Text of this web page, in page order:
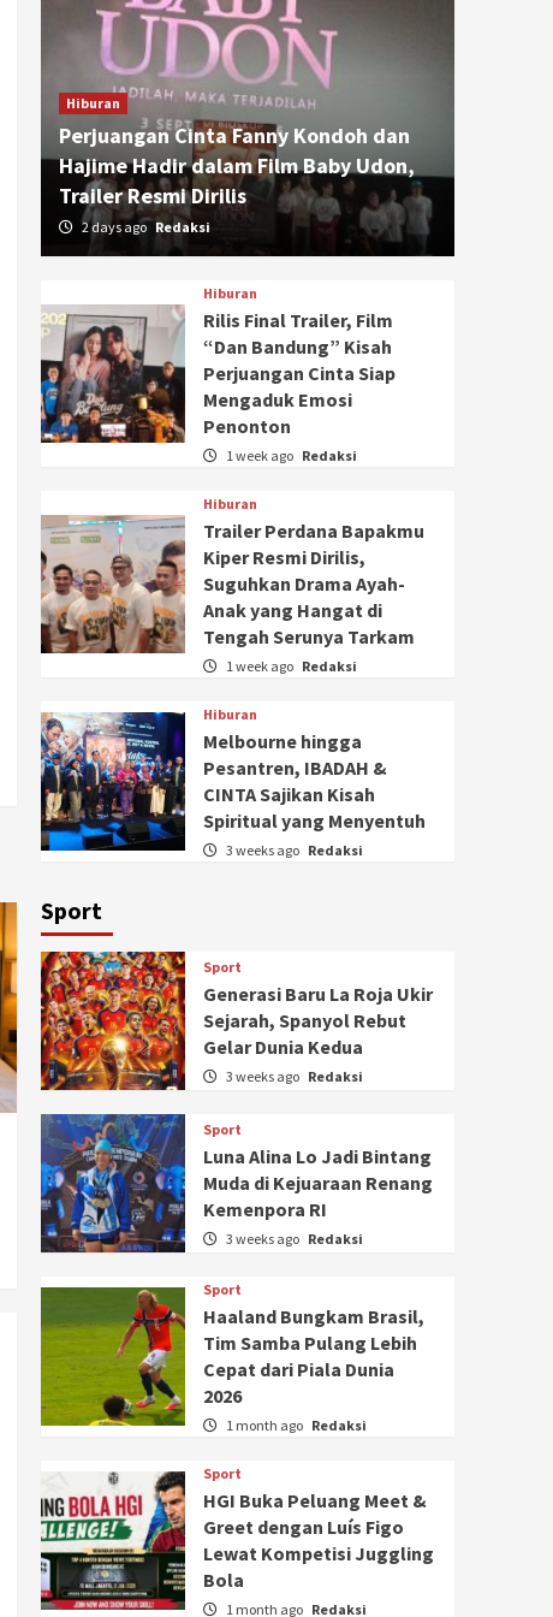
Hiburan
Perjuangan Cinta Fanny Kondoh dan
Hajime Hadir dalam Film Baby Udon,
Trailer Resmi Dirilis
2 days ago Redaksi
Hiburan
Rilis Final Trailer, Film
“Dan Bandung” Kisah
Perjuangan Cinta Siap
Mengaduk Emosi
Penonton
1 week ago Redaksi
Hiburan
Trailer Perdana Bapakmu
Kiper Resmi Dirilis,
Suguhkan Drama Ayah-
Anak yang Hangat di
Tengah Serunya Tarkam
1 week ago Redaksi
Hiburan
Melbourne hingga
Pesantren, IBADAH &
CINTA Sajikan Kisah
Spiritual yang Menyentuh
3 weeks ago Redaksi
Sport
Sport
Generasi Baru La Roja Ukir
Sejarah, Spanyol Rebut
Gelar Dunia Kedua
3 weeks ago Redaksi
Sport
Luna Alina Lo Jadi Bintang
Muda di Kejuaraan Renang
Kemenpora RI
3 weeks ago Redaksi
Sport
Haaland Bungkam Brasil,
Tim Samba Pulang Lebih
Cepat dari Piala Dunia
2026
1 month ago Redaksi
Sport
HGI Buka Peluang Meet &
Greet dengan Luís Figo
Lewat Kompetisi Juggling
Bola
1 month ago Redaksi